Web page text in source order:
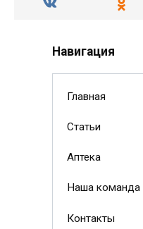
Навигация
Главная
Статьи
Аптека
Наша команда
Контакты